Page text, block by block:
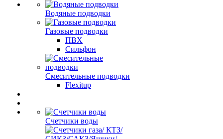
Водяные подводки
Газовые подводки
ПВХ
Сильфон
Смесительные подводки
Flexitup
Счетчики воды